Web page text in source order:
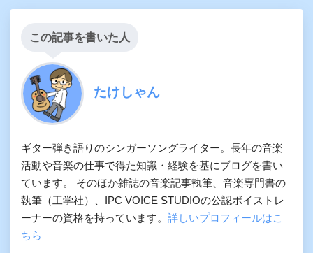
この記事を書いた人
たけしゃん
ギター弾き語りのシンガーソングライター。長年の音楽
活動や音楽の仕事で得た知識・経験を基にブログを書い
ています。 そのほか雑誌の音楽記事執筆、音楽専門書の
執筆（工学社）、IPC VOICE STUDIOの公認ボイストレ
ーナーの資格を持っています。 詳しいプロフィールはこ
ちら